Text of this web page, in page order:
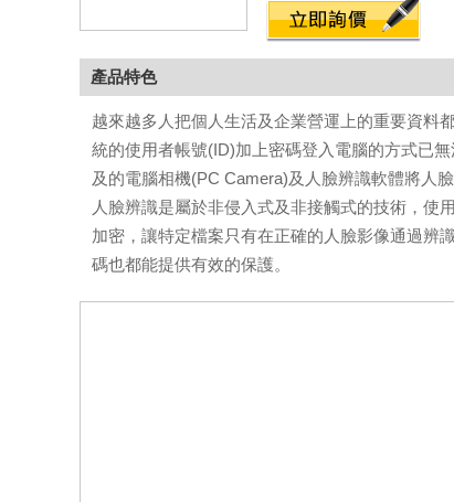
產品特色
越來越多人把個人生活及企業營運上的重要資料
統的使用者帳號(ID)加上密碼登入電腦的方式已
及的電腦相機(PC Camera)及人臉辨識軟體將人
人臉辨識是屬於非侵入式及非接觸式的技術，使
加密，讓特定檔案只有在正確的人臉影像通過辨
碼也都能提供有效的保護。